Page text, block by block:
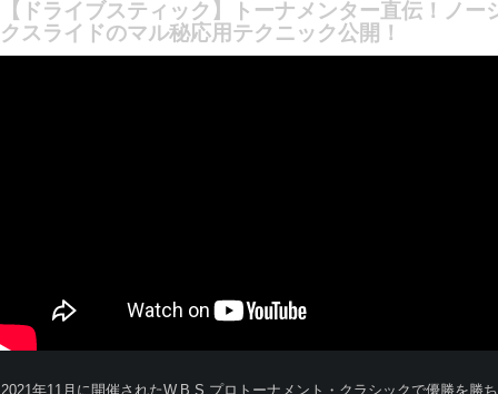
【ドライブスティック】トーナメンター直伝！ノー
クスライドのマル秘応用テクニック公開！
2021年11月に開催されたW.B.S.プロトーナメント・クラシックで優勝を勝ち